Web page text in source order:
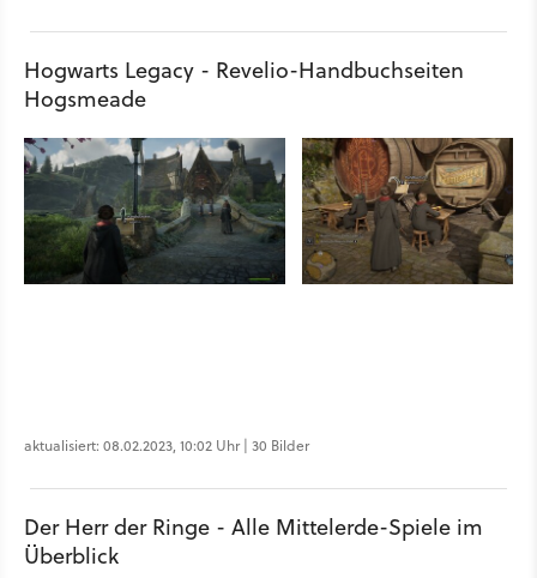
Hogwarts Legacy - Revelio-Handbuchseiten
Hogsmeade
aktualisiert: 08.02.2023, 10:02 Uhr | 30 Bilder
Der Herr der Ringe - Alle Mittelerde-Spiele im
Überblick